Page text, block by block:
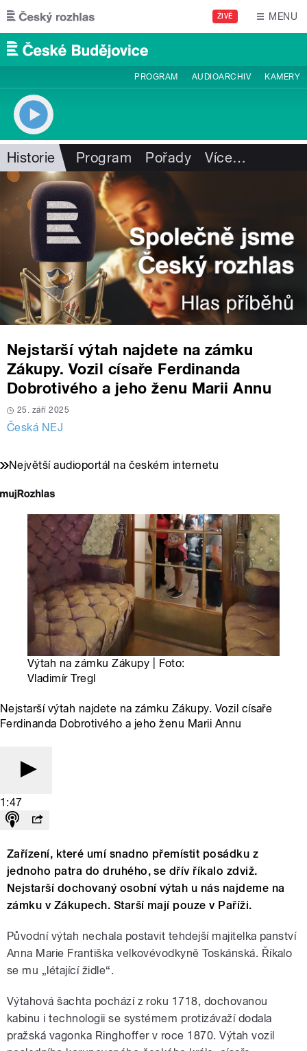
Přejít k hlavnímu obsahu
ŽIVĚ MENU
PROGRAM AUDIOARCHIV KAMERY
Historie Program Pořady Více…
Nejstarší výtah najdete na zámku
Zákupy. Vozil císaře Ferdinanda
Dobrotivého a jeho ženu Marii Annu
25. září 2025
Česká NEJ
Největší audioportál na českém internetu
Výtah na zámku Zákupy | Foto:
Vladimír Tregl
Nejstarší výtah najdete na zámku Zákupy. Vozil císaře
Ferdinanda Dobrotivého a jeho ženu Marii Annu
1:47
Zařízení, které umí snadno přemístit posádku z
jednoho patra do druhého, se dřív říkalo zdviž.
Nejstarší dochovaný osobní výtah u nás najdeme na
zámku v Zákupech. Starší mají pouze v Paříži.
Původní výtah nechala postavit tehdejší majitelka panství
Anna Marie Františka velkovévodkyně Toskánská. Říkalo
se mu „létající židle“.
Výtahová šachta pochází z roku 1718, dochovanou
kabinu i technologii se systémem protizávaží dodala
pražská vagonka Ringhoffer v roce 1870. Výtah vozil